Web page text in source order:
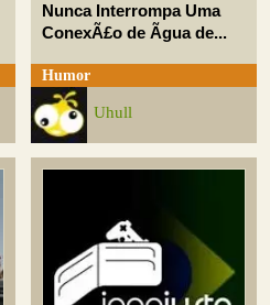
Nunca Interrompa Uma
ConexÃ£o de Ãgua de...
Humor
Uhull